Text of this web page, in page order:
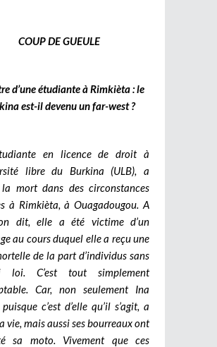
COUP DE GUEULE
d’une étudiante à Rimkièta : le
est-il devenu un far-west ?
en licence de droit à
libre du Burkina (ULB), a
mort dans des circonstances
à Rimkièta, à Ouagadougou. A
dit, elle a été victime d’un
au cours duquel elle a reçu une
de la part d’individus sans
C’est tout simplement
Car, non seulement Ina
c’est d’elle qu’il s’agit, a
vie, mais aussi ses bourreaux ont
sa moto. Vivement que ces